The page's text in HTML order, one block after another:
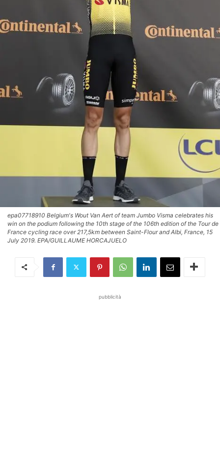
epa07718910 Belgium's Wout Van Aert of team Jumbo Visma celebrates his
win on the podium following the 10th stage of the 106th edition of the Tour de
France cycling race over 217,5km between Saint-Flour and Albi, France, 15
July 2019. EPA/GUILLAUME HORCAJUELO
pubblicità